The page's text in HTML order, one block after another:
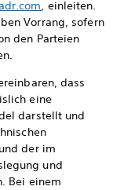
, einleiten.
Vorrang, sofern
den Parteien
dass
eine
darstellt und
der im
und
Bei einem